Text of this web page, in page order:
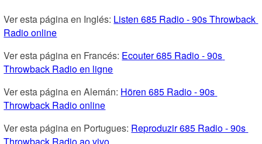
Ver esta página en Inglés: Listen 685 Radio - 90s Throwback
Radio online
Ver esta página en Francés: Ecouter 685 Radio - 90s
Throwback Radio en ligne
Ver esta página en Alemán: Hören 685 Radio - 90s
Throwback Radio online
Ver esta página en Portugues: Reproduzir 685 Radio - 90s
Throwback Radio ao vivo